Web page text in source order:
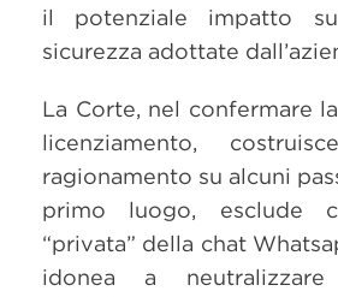
il potenziale impatto
sicurezza adottate
La Corte, nel confermare
licenziamento,
ragionamento su alcuni
primo luogo, esclude
“privata” della chat
idonea a